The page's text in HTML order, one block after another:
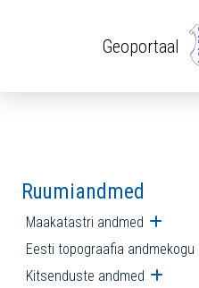
Geoportaal
Ruumiandmed
Maakatastri andmed Ava
Eesti topograafia andmekogu
Kitsenduste andmed Ava